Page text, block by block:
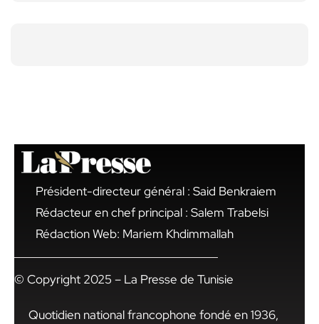
Président-directeur général : Said Benkraiem
Rédacteur en chef principal : Salem Trabelsi
Rédaction Web: Mariem Khdimmallah
© Copyright 2025 – La Presse de Tunisie
Quotidien national francophone fondé en 1936,